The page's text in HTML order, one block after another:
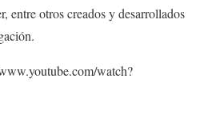
entre otros creados y desarrollados
watch?